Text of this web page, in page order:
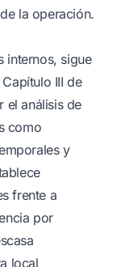
la operación.
internos, sigue
III de
el análisis de
como
y
frente a
por
local